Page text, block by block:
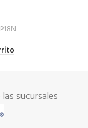
sucursales